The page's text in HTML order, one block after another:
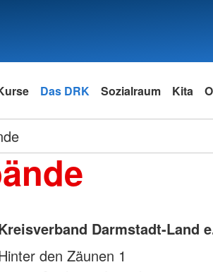
Das DRK Sozialraum Kita
Darmstadt-Land
den Zäunen 1